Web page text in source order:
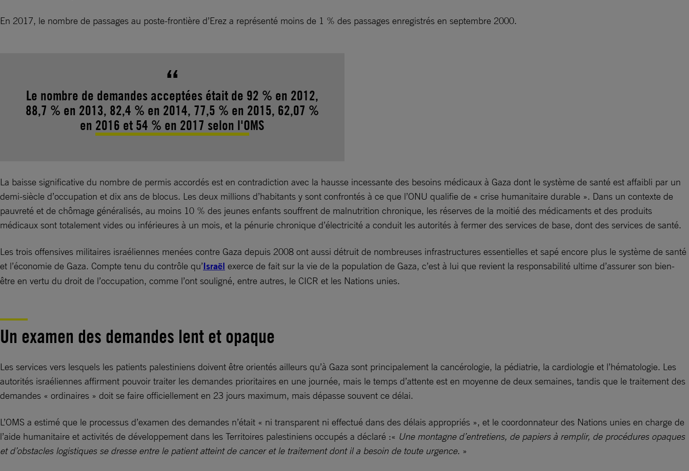
En 2017, le nombre de passages au poste-frontière d’Erez a représenté moins de 1 % des passages enregistrés en septembre 2000.
Le nombre de demandes acceptées était de 92 % en 2012,
88,7 % en 2013, 82,4 % en 2014, 77,5 % en 2015, 62,07 %
en 2016 et 54 % en 2017 selon l'OMS
La baisse significative du nombre de permis accordés est en contradiction avec la hausse incessante des besoins médicaux à Gaza dont le système de santé est affaibli par un
demi-siècle d’occupation et dix ans de blocus. Les deux millions d’habitants y sont confrontés à ce que l’ONU qualifie de « crise humanitaire durable ». Dans un contexte de
pauvreté et de chômage généralisés, au moins 10 % des jeunes enfants souffrent de malnutrition chronique, les réserves de la moitié des médicaments et des produits
médicaux sont totalement vides ou inférieures à un mois, et la pénurie chronique d’électricité a conduit les autorités à fermer des services de base, dont des services de santé.
Les trois offensives militaires israéliennes menées contre Gaza depuis 2008 ont aussi détruit de nombreuses infrastructures essentielles et sapé encore plus le système de santé
et l’économie de Gaza. Compte tenu du contrôle qu’Israël exerce de fait sur la vie de la population de Gaza, c’est à lui que revient la responsabilité ultime d’assurer son bien-
être en vertu du droit de l’occupation, comme l’ont souligné, entre autres, le CICR et les Nations unies.
Un examen des demandes lent et opaque
Les services vers lesquels les patients palestiniens doivent être orientés ailleurs qu’à Gaza sont principalement la cancérologie, la pédiatrie, la cardiologie et l’hématologie. Les
autorités israéliennes affirment pouvoir traiter les demandes prioritaires en une journée, mais le temps d’attente est en moyenne de deux semaines, tandis que le traitement des
demandes « ordinaires » doit se faire officiellement en 23 jours maximum, mais dépasse souvent ce délai.
L’OMS a estimé que le processus d’examen des demandes n’était « ni transparent ni effectué dans des délais appropriés », et le coordonnateur des Nations unies en charge de
l’aide humanitaire et activités de développement dans les Territoires palestiniens occupés a déclaré :« Une montagne d’entretiens, de papiers à remplir, de procédures opaques
et d’obstacles logistiques se dresse entre le patient atteint de cancer et le traitement dont il a besoin de toute urgence. »